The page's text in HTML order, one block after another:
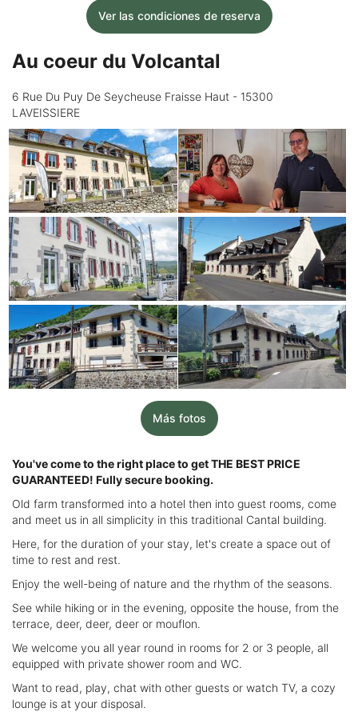
Ver las condiciones de reserva
Au coeur du Volcantal
6 Rue Du Puy De Seycheuse Fraisse Haut - 15300
LAVEISSIERE
Más fotos
You've come to the right place to get THE BEST PRICE
GUARANTEED! Fully secure booking.
Old farm transformed into a hotel then into guest rooms, come
and meet us in all simplicity in this traditional Cantal building.
Here, for the duration of your stay, let's create a space out of
time to rest and rest.
Enjoy the well-being of nature and the rhythm of the seasons.
See while hiking or in the evening, opposite the house, from the
terrace, deer, deer, deer or mouflon.
We welcome you all year round in rooms for 2 or 3 people, all
equipped with private shower room and WC.
Want to read, play, chat with other guests or watch TV, a cozy
lounge is at your disposal.